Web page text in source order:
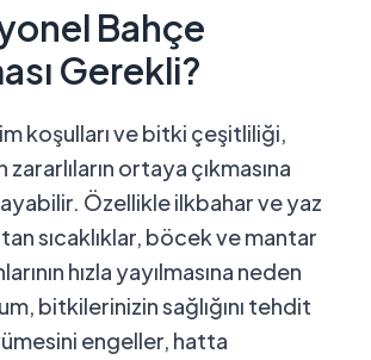
Bahçe
Gerekli?
koşulları ve bitki çeşitliliği,
ortaya çıkmasına
Özellikle ilkbahar ve yaz
sıcaklıklar, böcek ve mantar
hızla yayılmasına neden
bitkilerinizin sağlığını tehdit
engeller, hatta